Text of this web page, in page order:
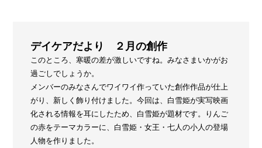
デイケアだより ２月の創作
このところ、寒暖の差が激しいですね。みなさまいかがお
過ごしでしょうか。
メンバーのみなさんでワイワイ作っていた創作作品が仕上
がり、新しく飾り付けました。今回は、白雪姫が実写映画
化される情報を耳にしたため、白雪姫が題材です。りんご
の赤をテーマカラーに、白雪姫・女王・七人の小人の登場
人物を作りました。